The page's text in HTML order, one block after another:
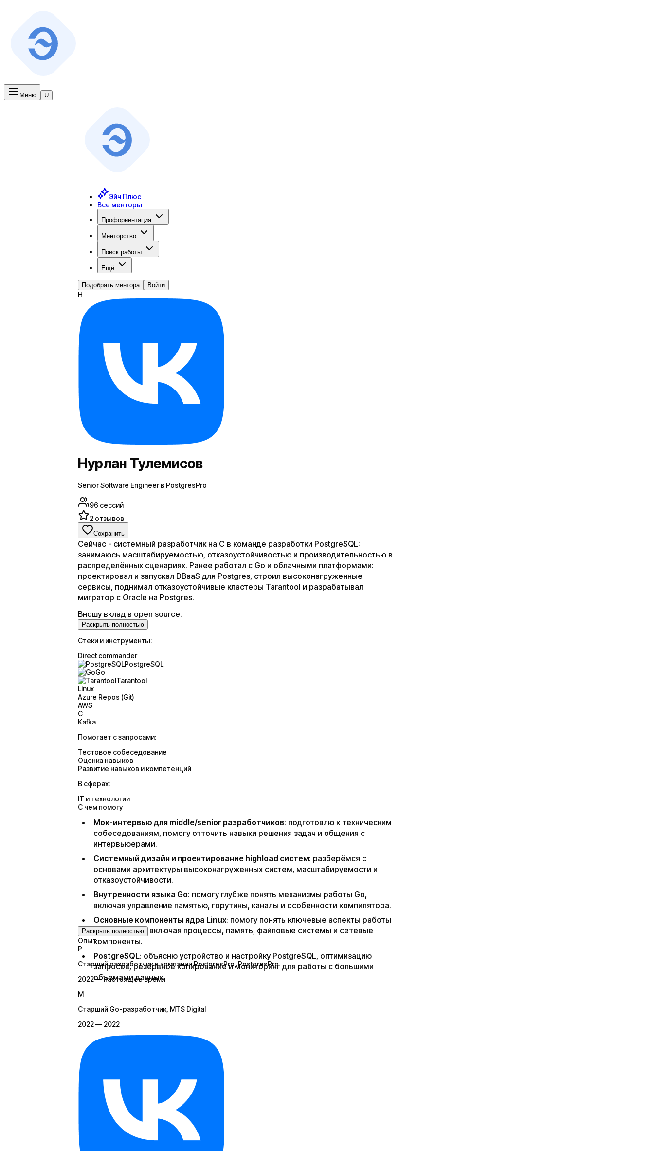
Меню U
Эйч Плюс
Все менторы
Профориентация
Менторство
Поиск работы
Ещё
Подобрать ментора Войти
Н
Нурлан Тулемисов
Senior Software Engineer в PostgresPro
96 сессий
2 отзывов
Сохранить
Сейчас - системный разработчик на C в команде разработки PostgreSQL:
занимаюсь масштабируемостью, отказоустойчивостью и производительностью в
распределённых сценариях. Ранее работал с Go и облачными платформами:
проектировал и запускал DBaaS для Postgres, строил высоконагруженные
сервисы, поднимал отказоустойчивые кластеры Tarantool и разрабатывал
мигратор с Oracle на Postgres.
Вношу вклад в open source.
Раскрыть полностью
Стеки и инструменты:
Direct commander
PostgreSQL
Go
Tarantool
Linux
Azure Repos (Git)
AWS
C
Kafka
Помогает с запросами:
Тестовое собеседование
Оценка навыков
Развитие навыков и компетенций
В сферах:
IT и технологии
С чем помогу
Мок-интервью для middle/senior разработчиков: подготовлю к техническим
собеседованиям, помогу отточить навыки решения задач и общения с
интервьюерами.
Системный дизайн и проектирование highload систем: разберёмся с
основами архитектуры высоконагруженных систем, масштабируемости и
отказоустойчивости.
Внутренности языка Go: помогу глубже понять механизмы работы Go,
включая управление памятью, горутины, каналы и особенности компилятора.
Основные компоненты ядра Linux: помогу понять ключевые аспекты работы
с ядром Linux, включая процессы, память, файловые системы и сетевые
компоненты.
PostgreSQL: объясню устройство и настройку PostgreSQL, оптимизацию
запросов, резервное копирование и мониторинг для работы с большими
объемами данных.​ ​
Раскрыть полностью
Опыт
P
Старший разработчик в компании PostgresPro, PostgresPro
2022 — настоящее время
M
Старший Go-разработчик, MTS Digital
2022 — 2022